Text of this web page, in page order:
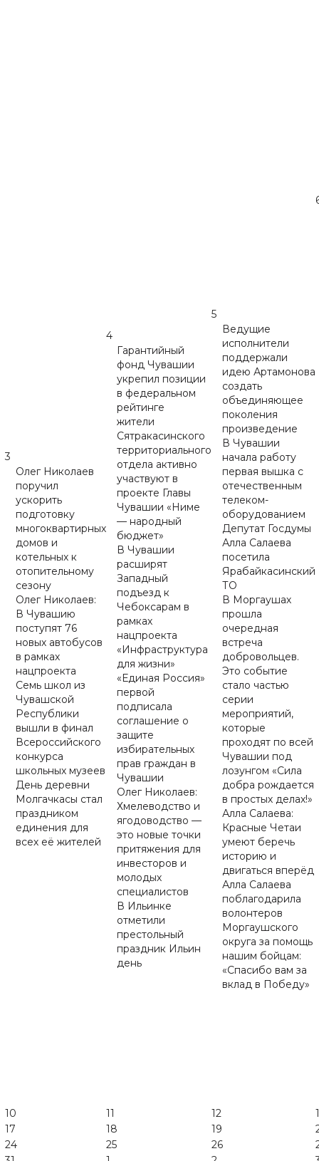
3
Олег Николаев
поручил
ускорить
подготовку
многоквартирных
домов и
котельных к
отопительному
сезону
Олег Николаев:
В Чувашию
поступят 76
новых автобусов
в рамках
нацпроекта
Семь школ из
Чувашской
Республики
вышли в финал
Всероссийского
конкурса
школьных музеев
День деревни
Молгачкасы стал
праздником
единения для
всех её жителей
4
Гарантийный
фонд Чувашии
укрепил позиции
в федеральном
рейтинге
жители
Сятракасинского
территориального
отдела активно
участвуют в
проекте Главы
Чувашии «Ниме
— народный
бюджет»
В Чувашии
расширят
Западный
подъезд к
Чебоксарам в
рамках
нацпроекта
«Инфраструктура
для жизни»
«Единая Россия»
первой
подписала
соглашение о
защите
избирательных
прав граждан в
Чувашии
Олег Николаев:
Хмелеводство и
ягодоводство —
это новые точки
притяжения для
инвесторов и
молодых
специалистов
В Ильинке
отметили
престольный
праздник Ильин
день
5
Ведущие
исполнители
поддержали
идею Артамонова
создать
объединяющее
поколения
произведение
В Чувашии
начала работу
первая вышка с
отечественным
телеком-
оборудованием
Депутат Госдумы
Алла Салаева
посетила
Ярабайкасинский
ТО
В Моргаушах
прошла
очередная
встреча
добровольцев.
Это событие
стало частью
серии
мероприятий,
которые
проходят по всей
Чувашии под
лозунгом «Сила
добра рождается
в простых делах!»
Алла Салаева:
Красные Четаи
умеют беречь
историю и
двигаться вперёд
Алла Салаева
поблагодарила
волонтеров
Моргаушского
округа за помощь
нашим бойцам:
«Спасибо вам за
вклад в Победу»
10 11 12
17
18 19
24
25 26